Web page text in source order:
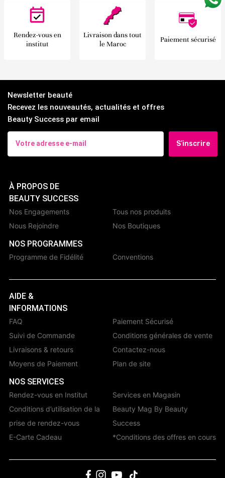
Rendez-vous en
institut
Livraison dans tout
le Maroc
Paiement sécurisé
Newsletter beauté
Recevez les nouveautés, actualités et offres
Beauty Success par email
S’inscrire
À PROPOS DE
BEAUTY SUCCESS
Nos Engagements
Nous Rejoindre
Tous nos produits
Nos Boutiques
NOS PROGRAMMES
Programme de Fidélité Conventions
AIDE &
INFORMATIONS
FAQ
Suivi de Commande
Livraisons & retours
Moyens de Paiement
Paiement Sécurisé
Conditions générales de vente
Contactez-nous
Plan de site
NOS SERVICES
Rendez-vous en Institut
Conditions d’utilisation de la
prise de rendez-vous
E-Carte Cadeau
Services en Magasin
Beauty Mag By Beauty
Success
*Conditions des offres en cours